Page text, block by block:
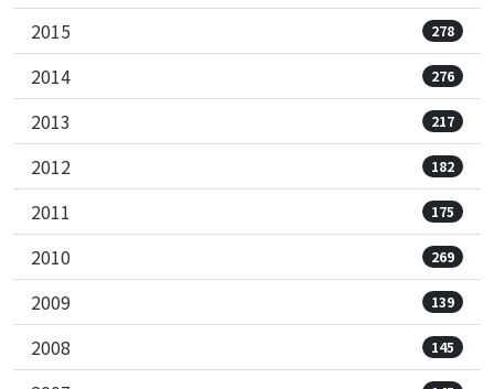
2015 278
2014 276
2013 217
2012 182
2011 175
2010 269
2009 139
2008 145